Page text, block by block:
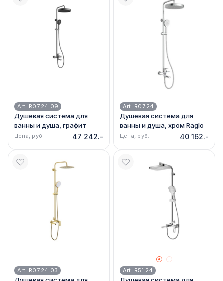
Art. R07.24.09
Душевая система для
ванны и душа, графит
Raglo R07.24.09
Цена, руб. 47 242.-
Art. R07.24
Душевая система для
ванны и душа, хром Raglo
R07.24
Цена, руб. 40 162.-
Art. R07.24.03 Art. R51.24